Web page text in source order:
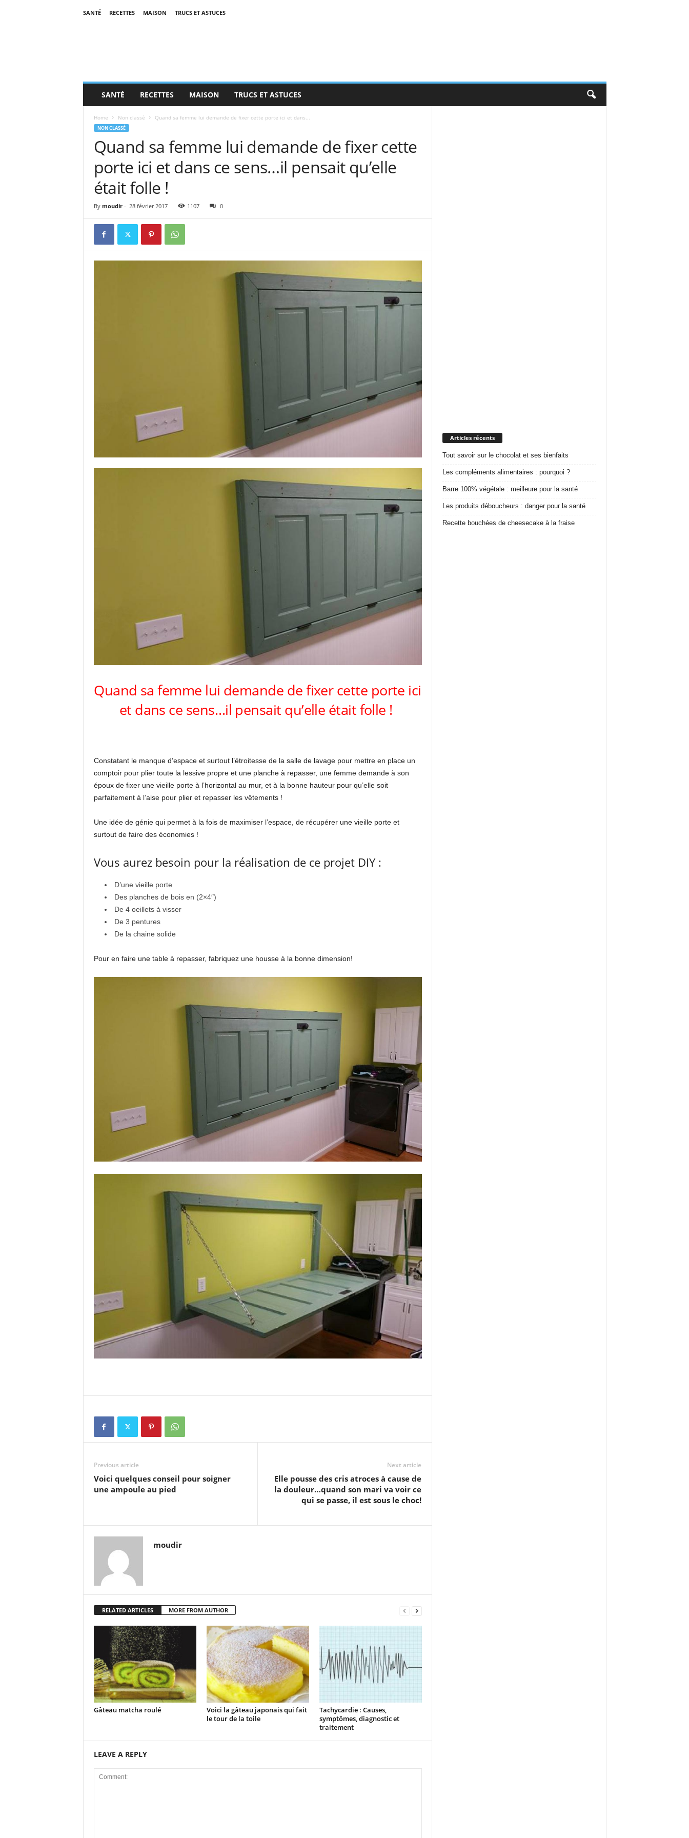
SANTÉ RECETTES MAISON TRUCS ET ASTUCES
SANTÉ RECETTES MAISON TRUCS ET ASTUCES
Home Non classé Quand sa femme lui demande de fixer cette porte ici et dans...
NON CLASSÉ
Quand sa femme lui demande de fixer cette
porte ici et dans ce sens…il pensait qu’elle
était folle !
By moudir- 28 février 2017 1107 0
Quand sa femme lui demande de fixer cette porte ici
et dans ce sens…il pensait qu’elle était folle !
Constatant le manque d’espace et surtout l’étroitesse de la salle de lavage pour mettre en place un
comptoir pour plier toute la lessive propre et une planche à repasser, une femme demande à son
époux de fixer une vieille porte à l’horizontal au mur, et à la bonne hauteur pour qu’elle soit
parfaitement à l’aise pour plier et repasser les vêtements !
Une idée de génie qui permet à la fois de maximiser l’espace, de récupérer une vieille porte et
surtout de faire des économies !
Vous aurez besoin pour la réalisation de ce projet DIY :
D’une vieille porte
Des planches de bois en (2×4″)
De 4 oeillets à visser
De 3 pentures
De la chaine solide
Pour en faire une table à repasser, fabriquez une housse à la bonne dimension!
Previous article
Voici quelques conseil pour soigner
une ampoule au pied
Next article
Elle pousse des cris atroces à cause de
la douleur…quand son mari va voir ce
qui se passe, il est sous le choc!
moudir
RELATED ARTICLES MORE FROM AUTHOR
Gâteau matcha roulé
Voici la gâteau japonais qui fait
le tour de la toile
Tachycardie : Causes,
symptômes, diagnostic et
traitement
LEAVE A REPLY
Articles récents
Tout savoir sur le chocolat et ses bienfaits
Les compléments alimentaires : pourquoi ?
Barre 100% végétale : meilleure pour la santé
Les produits déboucheurs : danger pour la santé
Recette bouchées de cheesecake à la fraise